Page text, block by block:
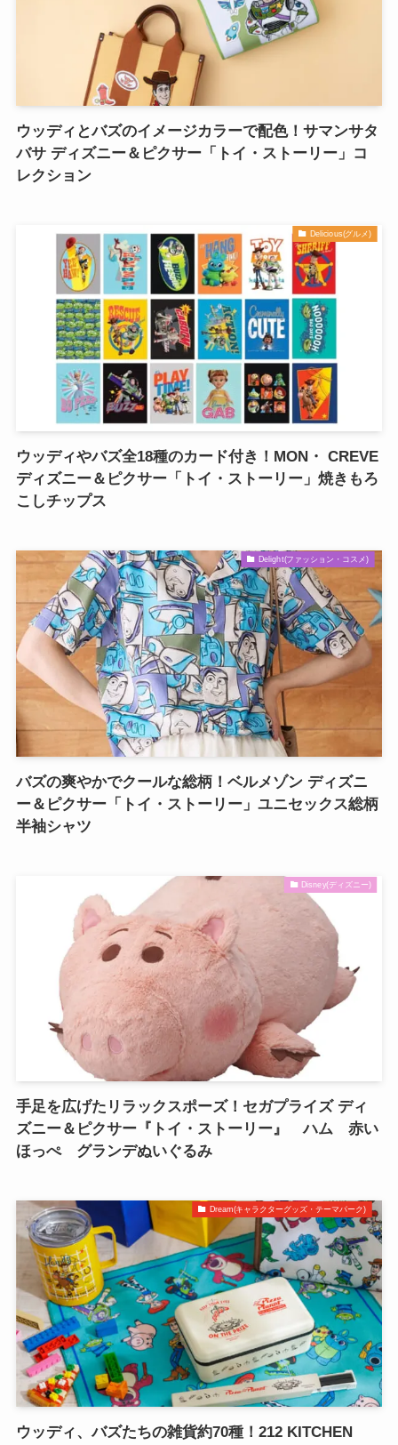
ウッディとバズのイメージカラーで配色！サマンサタ
バサ ディズニー＆ピクサー「トイ・ストーリー」コ
レクション
Delicious(グルメ)
ウッディやバズ全18種のカード付き！MON・ CREVE
ディズニー＆ピクサー「トイ・ストーリー」焼きもろ
こしチップス
Delight(ファッション・コスメ)
バズの爽やかでクールな総柄！ベルメゾン ディズニ
ー＆ピクサー「トイ・ストーリー」ユニセックス総柄
半袖シャツ
Disney(ディズニー)
手足を広げたリラックスポーズ！セガプライズ ディ
ズニー＆ピクサー『トイ・ストーリー』 ハム 赤い
ほっぺ グランデぬいぐるみ
Dream(キャラクターグッズ・テーマパーク)
ウッディ、バズたちの雑貨約70種！212 KITCHEN